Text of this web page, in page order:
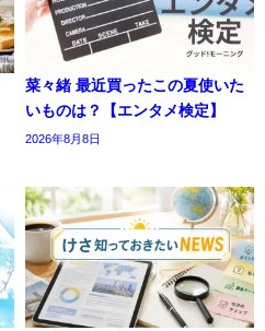
菜々緒 最近買ったこの夏使いた
いものは？【エンタメ検定】
2026年8月8日